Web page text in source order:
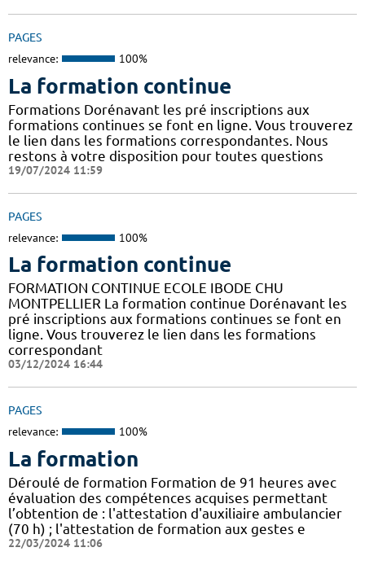
PAGES
relevance: 100%
La formation continue
Formations Dorénavant les pré inscriptions aux
formations continues se font en ligne. Vous trouverez
le lien dans les formations correspondantes. Nous
restons à votre disposition pour toutes questions
19/07/2024 11:59
PAGES
relevance: 100%
La formation continue
FORMATION CONTINUE ECOLE IBODE CHU
MONTPELLIER La formation continue Dorénavant les
pré inscriptions aux formations continues se font en
ligne. Vous trouverez le lien dans les formations
correspondant
03/12/2024 16:44
PAGES
relevance: 100%
La formation
Déroulé de formation Formation de 91 heures avec
évaluation des compétences acquises permettant
l’obtention de : l'attestation d'auxiliaire ambulancier
(70 h) ; l'attestation de formation aux gestes e
22/03/2024 11:06